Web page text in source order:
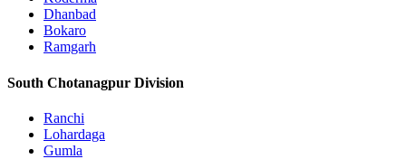
Dhanbad
Bokaro
Ramgarh
South Chotanagpur Division
Ranchi
Lohardaga
Gumla